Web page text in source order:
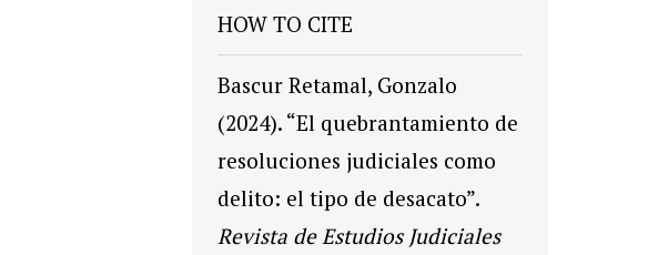
HOW TO CITE
Bascur Retamal, Gonzalo
(2024). “El quebrantamiento de
resoluciones judiciales como
delito: el tipo de desacato”.
Revista de Estudios Judiciales